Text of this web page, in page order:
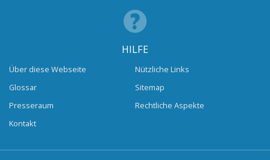
HILFE
Über diese Webseite
Glossar
Presseraum
Kontakt
Nützliche Links
Sitemap
Rechtliche Aspekte